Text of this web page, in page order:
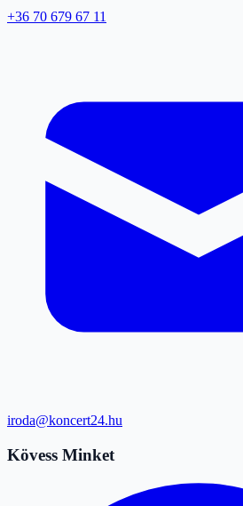
+36 70 679 67 11
iroda@koncert24.hu
Kövess Minket